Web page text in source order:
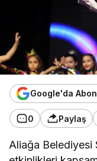
Google'da
0 Paylaş
Aliağa Belediyesi